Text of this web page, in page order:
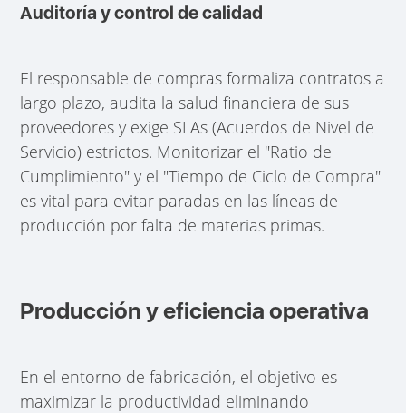
Auditoría y control de calidad
El responsable de compras formaliza contratos a
largo plazo, audita la salud financiera de sus
proveedores y exige SLAs (Acuerdos de Nivel de
Servicio) estrictos. Monitorizar el "Ratio de
Cumplimiento" y el "Tiempo de Ciclo de Compra"
es vital para evitar paradas en las líneas de
producción por falta de materias primas.
Producción y eficiencia operativa
En el entorno de fabricación, el objetivo es
maximizar la productividad eliminando